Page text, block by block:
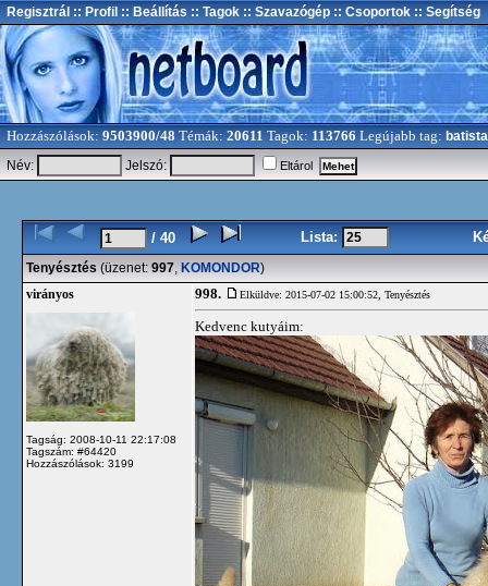
Regisztrál :: Profil :: Beállítás :: Tagok :: Szavazógép :: Csoportok :: Segítség
Hozzászólások: 9503900/48 Témák: 20611 Tagok: 113766 Legújabb tag: batista
Név:
Jelszó: Eltárol
/ 40 Lista:
Tenyésztés (üzenet: 997, KOMONDOR)
virányos
Tagság: 2008-10-11 22:17:08
Tagszám: #64420
Hozzászólások: 3199
998. Elküldve: 2015-07-02 15:00:52, Tenyésztés
Kedvenc kutyáim: